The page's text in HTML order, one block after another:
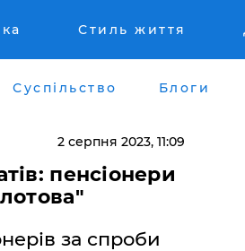
Стиль життя
Суспільство Блоги
2 серпня 2023, 11:09
пенсіонери
за спроби